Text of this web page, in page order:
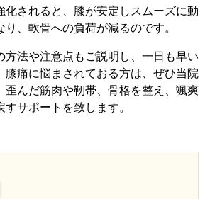
化されると、膝が安定しスムーズに動
、軟骨への負荷が減るのです。
方法や注意点もご説明し、一日も早い
膝痛に悩まされておる方は、ぜひ当院
歪んだ筋肉や靭帯、骨格を整え、颯爽
サポートを致します。